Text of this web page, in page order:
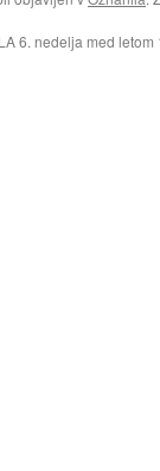
6. nedelja med letom